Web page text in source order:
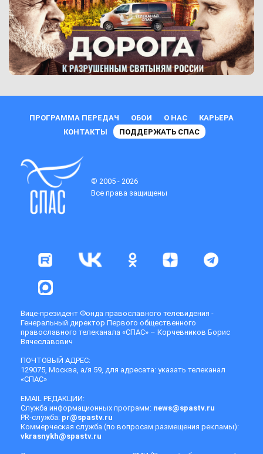
ПРОГРАММА ПЕРЕДАЧ ОБОИ О НАС
КАРЬЕРА
КОНТАКТЫ
ПОДДЕРЖАТЬ СПАС
© 2005 - 2026
Все права защищены
Вице-президент Фонда православного телевидения -
Генеральный директор Первого общественного
православного телеканала «СПАС» – Корчевников Борис
Вячеславович
ПОЧТОВЫЙ АДРЕС:
129075, Москва, а/я 59, для адресата: указать телеканал
«СПАС»
EMAIL РЕДАКЦИИ:
Служба информационных программ: news@spastv.ru
PR-служба: pr@spastv.ru
Коммерческая служба (по вопросам размещения рекламы):
vkrasnykh@spastv.ru